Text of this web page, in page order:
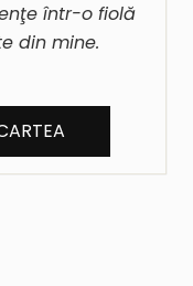
într-o fiolă
din mine.